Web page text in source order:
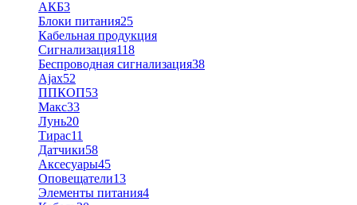
АКБ3
Блоки питания25
Кабельная продукция
Сигнализация118
Беспроводная сигнализация38
Ajax52
ППКОП53
Макс33
Лунь20
Тирас11
Датчики58
Аксесуары45
Оповещатели13
Элементы питания4